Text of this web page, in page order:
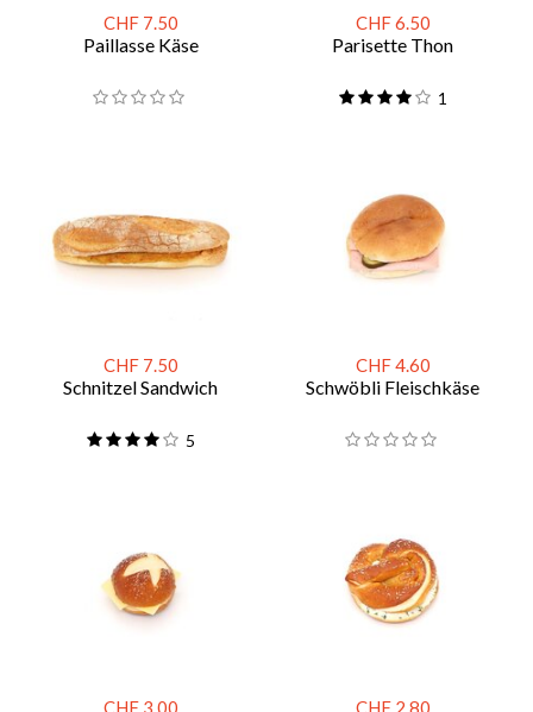
CHF 7.50
Paillasse Käse
CHF 6.50
Parisette Thon
1
CHF 7.50
Schnitzel Sandwich
5
CHF 4.60
Schwöbli Fleischkäse
CHF 3.00 CHF 2.80